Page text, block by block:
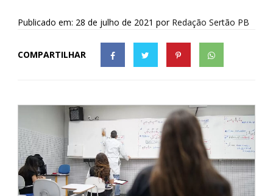
Publicado em: 28 de julho de 2021 por Redação Sertão PB
COMPARTILHAR